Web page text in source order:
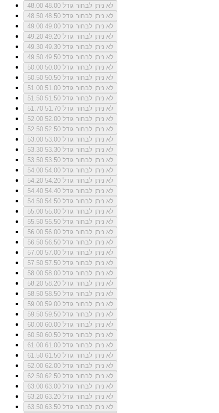
48.00
לא ניתן לבחור גודל 48.00
48.50
לא ניתן לבחור גודל 48.50
49.00
לא ניתן לבחור גודל 49.00
49.20
לא ניתן לבחור גודל 49.20
49.30
לא ניתן לבחור גודל 49.30
49.50
לא ניתן לבחור גודל 49.50
50.00
לא ניתן לבחור גודל 50.00
50.50
לא ניתן לבחור גודל 50.50
51.00
לא ניתן לבחור גודל 51.00
51.50
לא ניתן לבחור גודל 51.50
51.70
לא ניתן לבחור גודל 51.70
52.00
לא ניתן לבחור גודל 52.00
52.50
לא ניתן לבחור גודל 52.50
53.00
לא ניתן לבחור גודל 53.00
53.30
לא ניתן לבחור גודל 53.30
53.50
לא ניתן לבחור גודל 53.50
54.00
לא ניתן לבחור גודל 54.00
54.20
לא ניתן לבחור גודל 54.20
54.40
לא ניתן לבחור גודל 54.40
54.50
לא ניתן לבחור גודל 54.50
55.00
לא ניתן לבחור גודל 55.00
55.50
לא ניתן לבחור גודל 55.50
56.00
לא ניתן לבחור גודל 56.00
56.50
לא ניתן לבחור גודל 56.50
57.00
לא ניתן לבחור גודל 57.00
57.50
לא ניתן לבחור גודל 57.50
58.00
לא ניתן לבחור גודל 58.00
58.20
לא ניתן לבחור גודל 58.20
58.50
לא ניתן לבחור גודל 58.50
59.00
לא ניתן לבחור גודל 59.00
59.50
לא ניתן לבחור גודל 59.50
60.00
לא ניתן לבחור גודל 60.00
60.50
לא ניתן לבחור גודל 60.50
61.00
לא ניתן לבחור גודל 61.00
61.50
לא ניתן לבחור גודל 61.50
62.00
לא ניתן לבחור גודל 62.00
62.50
לא ניתן לבחור גודל 62.50
63.00
לא ניתן לבחור גודל 63.00
63.20
לא ניתן לבחור גודל 63.20
63.50
לא ניתן לבחור גודל 63.50